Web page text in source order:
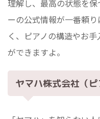
理解し、最高の状態を
ーの公式情報が一番頼
く、ピアノの構造やお
ができますよ。
ヤマハ株式会社（ピ